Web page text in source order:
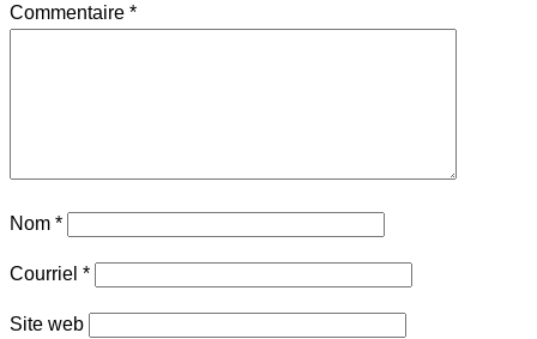
Commentaire *
Nom *
Courriel *
Site web